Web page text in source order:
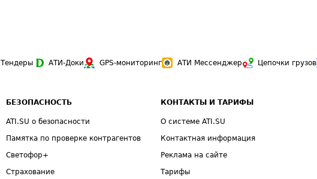
Тендеры АТИ-Доки GPS-мониторинг АТИ Мессенджер Цепочки грузов
БЕЗОПАСНОСТЬ
ATI.SU о безопасности
Памятка по проверке контрагентов
Светофор+
Страхование
КОНТАКТЫ И ТАРИФЫ
О системе ATI.SU
Контактная информация
Реклама на сайте
Тарифы